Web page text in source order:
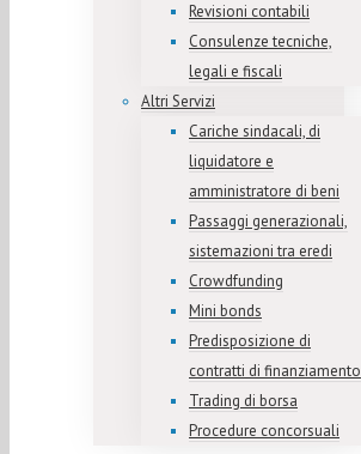
Revisioni contabili
Consulenze tecniche,
legali e fiscali
Altri Servizi
Cariche sindacali, di
liquidatore e
amministratore di beni
Passaggi generazionali,
sistemazioni tra eredi
Crowdfunding
Mini bonds
Predisposizione di
contratti di finanziamento
Trading di borsa
Procedure concorsuali